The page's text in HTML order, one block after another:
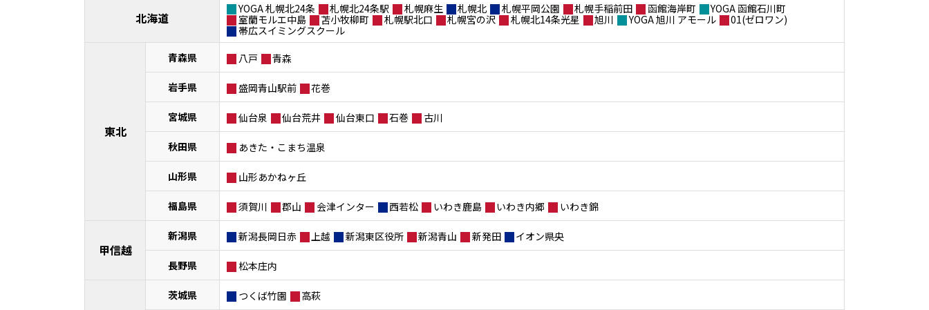
北海道
YOGA 札幌北24条 札幌北24条駅 札幌麻生 札幌北 札幌平岡公園 札幌手稲前田 函館海岸町
YOGA 函館石川町
室蘭モルエ中島
苫小牧柳町 札幌駅北口 札幌宮の沢 札幌北14条光星 旭川 YOGA 旭川 アモール
01(ゼロワン)
帯広スイミングスクール
東北
青森県 八戸 青森
岩手県 盛岡青山駅前 花巻
宮城県 仙台泉 仙台荒井 仙台東口 石巻 古川
秋田県 あきた・こまち温泉
山形県 山形あかねヶ丘
福島県 須賀川 郡山 会津インター 西若松 いわき鹿島 いわき内郷 いわき錦
甲信越
新潟県 新潟長岡日赤 上越 新潟東区役所 新潟青山 新発田 イオン県央
長野県 松本庄内
茨城県 つくば竹園 高萩